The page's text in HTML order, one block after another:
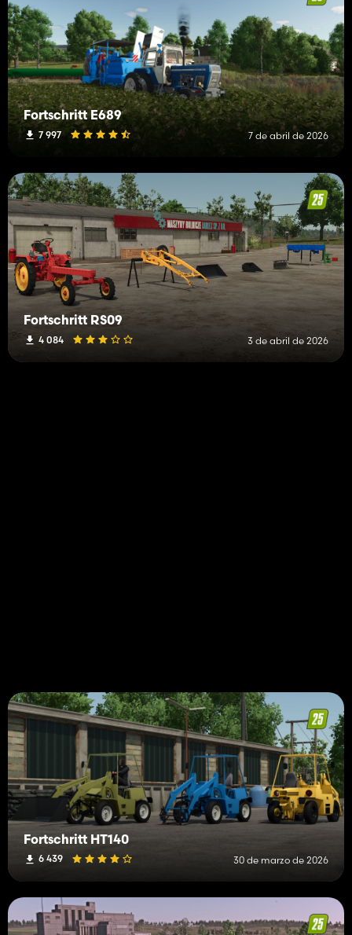
Fortschritt E689
7 997 7 de abril de 2026
Fortschritt RS09
4 084 3 de abril de 2026
Fortschritt HT140
6 439 30 de marzo de 2026